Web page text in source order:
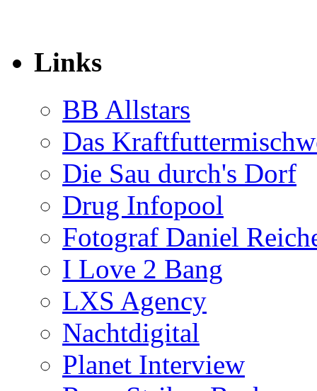
Links
BB Allstars
Das
Die Sau durch's Dorf
Drug Infopool
Fotograf Daniel
I Love 2 Bang
LXS Agency
Nachtdigital
Planet Interview